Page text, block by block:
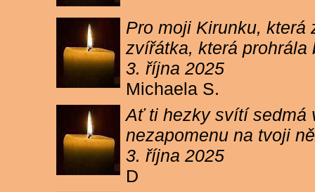
Pro moji Kirunku, která
zvířátka, která prohrála
3. října 2025
Michaela S.
Ať ti hezky svítí sedmá
nezapomenu na tvoji
3. října 2025
D